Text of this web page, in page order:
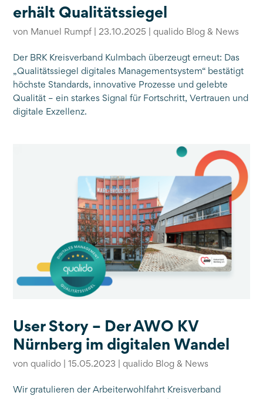
erhält Qualitätssiegel
von Manuel Rumpf 23.10.2025 |qualido Blog & News
Der BRK Kreisverband Kulmbach überzeugt erneut: Das
„Qualitätssiegel digitales Managementsystem“ bestätigt
höchste Standards, innovative Prozesse und gelebte
Qualität – ein starkes Signal für Fortschritt, Vertrauen und
digitale Exzellenz.
User Story – Der AWO KV
Nürnberg im digitalen Wandel
vonqualido |15.05.2023 |qualido Blog & News
Wir gratulieren der Arbeiterwohlfahrt Kreisverband